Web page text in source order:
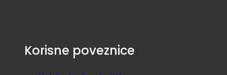
Korisne poveznice